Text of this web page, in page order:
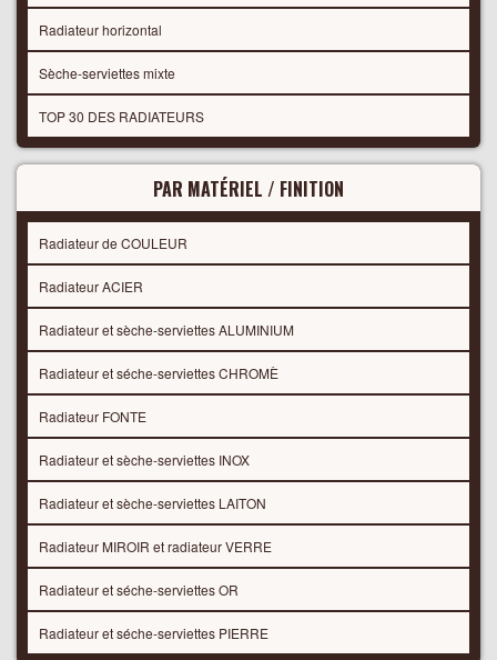
Radiateur horizontal
Sèche-serviettes mixte
TOP 30 DES RADIATEURS
PAR MATÉRIEL / FINITION
Radiateur de COULEUR
Radiateur ACIER
Radiateur et sèche-serviettes ALUMINIUM
Radiateur et séche-serviettes CHROMÈ
Radiateur FONTE
Radiateur et sèche-serviettes INOX
Radiateur et sèche-serviettes LAITON
Radiateur MIROIR et radiateur VERRE
Radiateur et séche-serviettes OR
Radiateur et séche-serviettes PIERRE